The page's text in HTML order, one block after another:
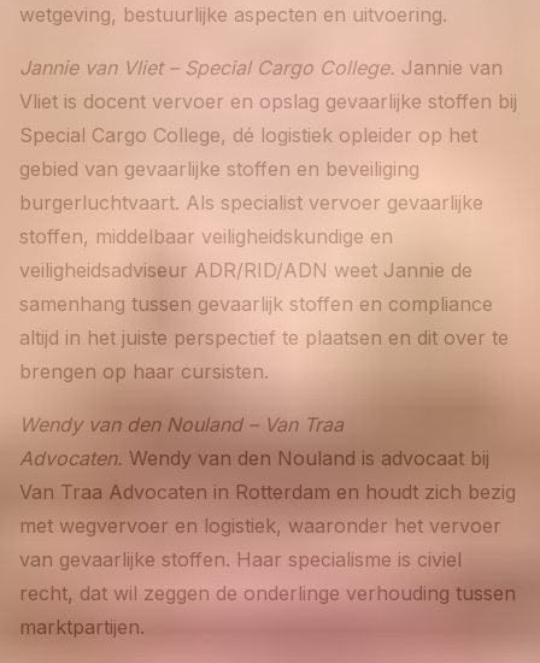
wetgeving, bestuurlijke aspecten en uitvoering.
Jannie van Vliet – Special Cargo College. Jannie van
Vliet is docent vervoer en opslag gevaarlijke stoffen bij
Special Cargo College, dé logistiek opleider op het
gebied van gevaarlijke stoffen en beveiliging
burgerluchtvaart. Als specialist vervoer gevaarlijke
stoffen, middelbaar veiligheidskundige en
veiligheidsadviseur ADR/RID/ADN weet Jannie de
samenhang tussen gevaarlijk stoffen en compliance
altijd in het juiste perspectief te plaatsen en dit over te
brengen op haar cursisten.
Wendy van den Nouland – Van Traa
Advocaten. Wendy van den Nouland is advocaat bij
Van Traa Advocaten in Rotterdam en houdt zich bezig
met wegvervoer en logistiek, waaronder het vervoer
van gevaarlijke stoffen. Haar specialisme is civiel
recht, dat wil zeggen de onderlinge verhouding tussen
marktpartijen.